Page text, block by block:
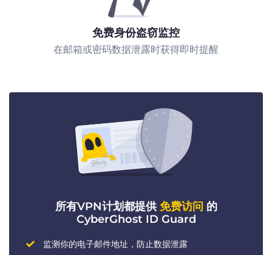
免费身份盗窃监控
在邮箱或密码数据泄露时获得即时提醒
所有VPN计划都提供免费访问 的
CyberGhost ID Guard
监测你的电子邮件地址，防止数据泄露